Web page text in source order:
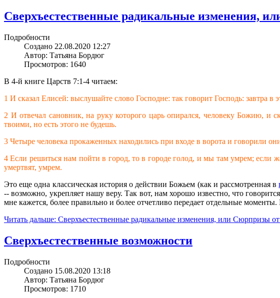
Сверхъестественные радикальные изменения,
Подробности
Создано 22.08.2020 12:27
Автор: Татьяна Бордюг
Просмотров: 1640
В 4-й книге Царств 7:1-4 читаем:
1 И сказал Елисей: выслушайте слово Господне: так говорит Господь:
2 И отвечал сановник, на руку которого царь опирался, человеку Божию, и
твоими, но есть этого не будешь.
3 Четыре человека прокаженных находились при входе в ворота и говорили
4 Если решиться нам пойти в город, то в городе голод, и мы там умрем; если
умертвят, умрем.
Это еще одна классическая история о действии Божьем (как и рассмотренная в
-- возможно, укрепляет нашу веру. Так вот, нам хорошо известно, что
мне кажется, более правильно и более отчетливо передает отдельные
Читать дальше: Сверхъестественные радикальные изменения, или Сюрпризы от
Сверхъестественные возможности
Подробности
Создано 15.08.2020 13:18
Автор: Татьяна Бордюг
Просмотров: 1710